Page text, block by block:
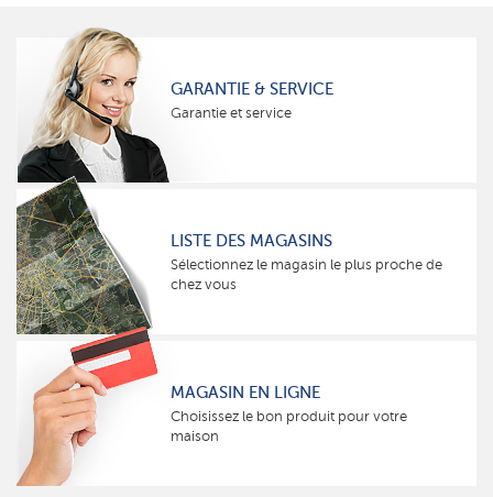
GARANTIE & SERVICE
Garantie et service
LISTE DES MAGASINS
Sélectionnez le magasin le plus proche de
chez vous
MAGASIN EN LIGNE
Choisissez le bon produit pour votre
maison